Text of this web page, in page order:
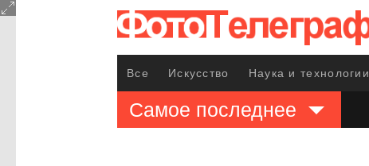
Все Искусство Наука и технологии
Самое последнее